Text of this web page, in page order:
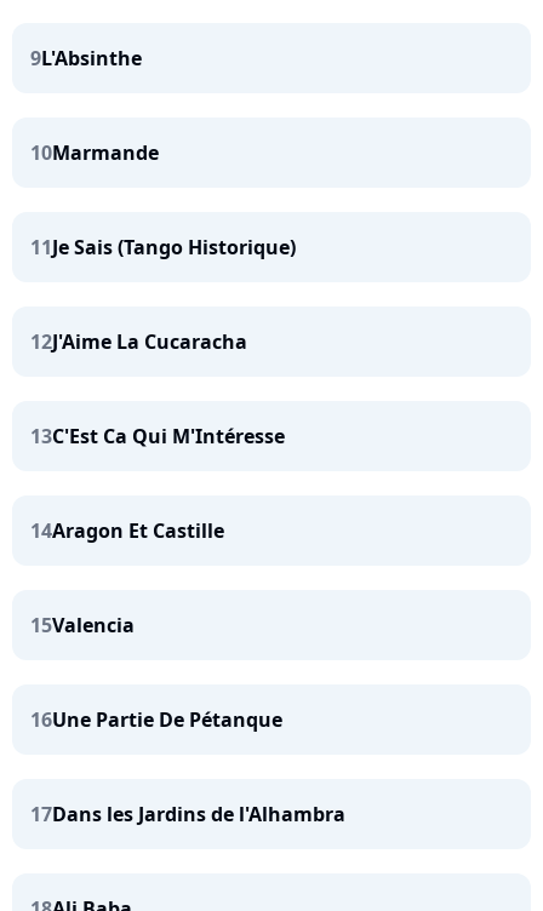
9L'Absinthe
10Marmande
11Je Sais (Tango Historique)
12J'Aime La Cucaracha
13C'Est Ca Qui M'Intéresse
14Aragon Et Castille
15Valencia
16Une Partie De Pétanque
17Dans les Jardins de l'Alhambra